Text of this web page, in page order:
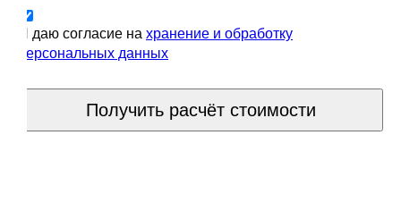
Я даю согласие на хранение и обработку
персональных данных
Получить расчёт стоимости